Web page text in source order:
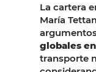
El
Según lo
La cartera
María
globales
transporte